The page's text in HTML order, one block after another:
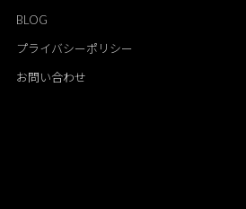
BLOG
プライバシーポリシー
お問い合わせ